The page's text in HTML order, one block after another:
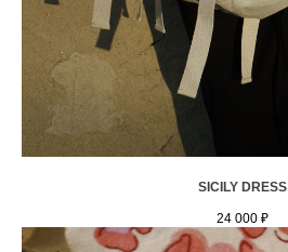
SICILY DRESS
24 000 ₽